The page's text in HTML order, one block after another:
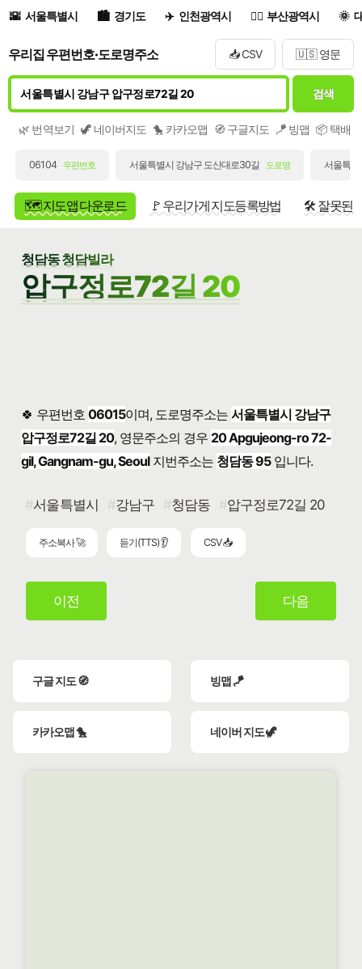
서울특별시 경기도 인천광역시 부산광역시
우리집 우편번호·도로명주소 📥 CSV 🇺🇸 영문
검색
🌿 번역보기 🦖 네이버지도 🐤 카카오맵 🧭 구글지도 🪁 빙맵 📦 택배/
06104 우편번호 서울특별시 강남구 도산대로30길 도로명 서울특별
🗺️ 지도앱 다운로드 🚩 우리가게 지도등록방법 🛠️ 잘못된
청담동 청담빌라
압구정로72길 20
🍀 우편번호 06015이며, 도로명주소는서울특별시 강남구
압구정로72길 20, 영문주소의 경우 20 Apgujeong-ro 72-
gil, Gangnam-gu, Seoul지번주소는 청담동 95입니다.
서울특별시 강남구 청담동 압구정로72길 20
주소복사 🚀 듣기(TTS) 👂 CSV 📥
이전 다음
구글 지도 🧭 빙맵 🪁
카카오맵 🐤 네이버 지도 🦖